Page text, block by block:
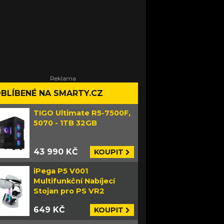
NA SMARTY.CZ
TIGO Ultimate R5-7500F,
5070 - 1TB 32GB
43 990 KČ KOUPIT
iPega P5 V001
Multifunkční Nabíjecí
Stojan pro PS VR2
649 KČ KOUPIT